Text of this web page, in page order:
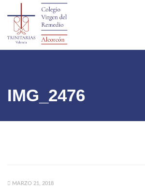
IMG_2476
MARZO 21, 2018